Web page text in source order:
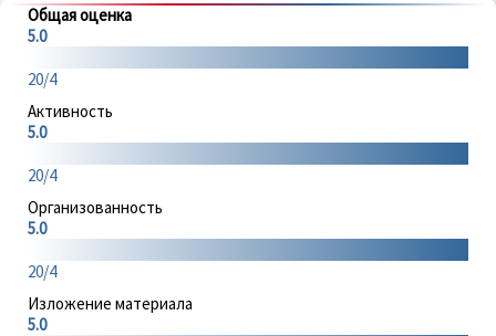
Общая оценка
5.0
20/4
Активность
5.0
20/4
Организованность
5.0
20/4
Изложение материала
5.0